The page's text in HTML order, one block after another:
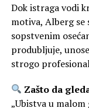
Dok istraga vodi
motiva, Alberg se
sopstvenim
produbljuje,
strogo
Zašto da
„Ubistva u